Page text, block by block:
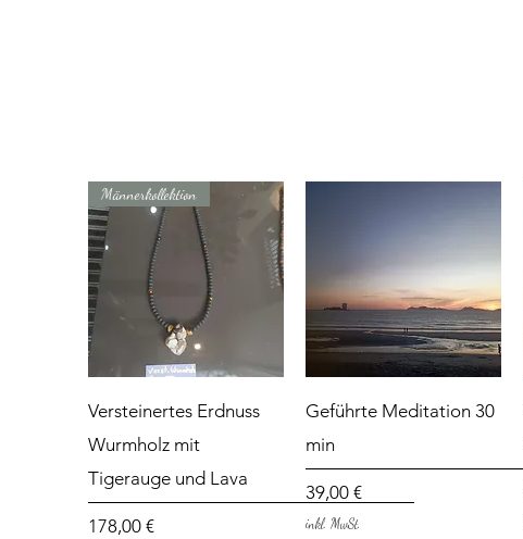
Schnellansicht
Männerkollektion
Versteinertes Erdnuss
Wurmholz mit
Tigerauge und Lava
Preis
178,00 €
Schnellansicht
Geführte Meditation 30
min
Preis
39,00 €
inkl. MwSt.